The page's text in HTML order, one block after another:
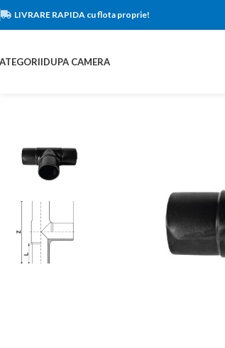
LIVRARE RAPIDA cu flota proprie!
DUPA CAMERA